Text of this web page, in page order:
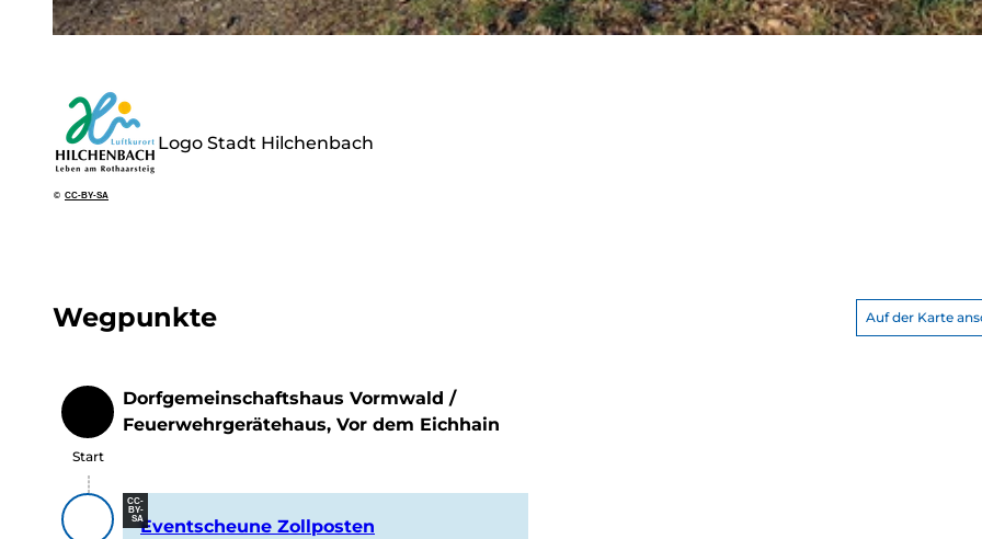
© CC-BY-SA
Logo Stadt Hilchenbach
Wegpunkte Auf der Karte
Start
Start
Dorfgemeinschaftshaus Vormwald /
Feuerwehrgerätehaus, Vor dem Eichhain
CC-
BY-
SAEventscheune Zollposten